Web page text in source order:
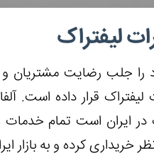
لیفتراک
را جلب رضایت مشتریان
قرار داده است.
در ایران است تمام
کرده و به بازار